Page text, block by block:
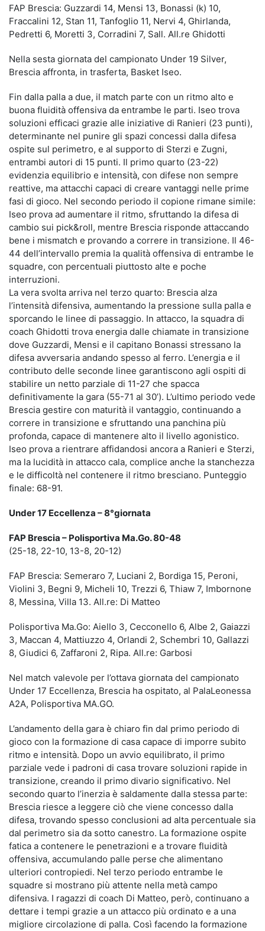
FAP Brescia: Guzzardi 14, Mensi 13, Bonassi (k) 10,
Fraccalini 12, Stan 11, Tanfoglio 11, Nervi 4, Ghirlanda,
Pedretti 6, Moretti 3, Corradini 7, Sall. All.re Ghidotti
Nella sesta giornata del campionato Under 19 Silver,
Brescia affronta, in trasferta, Basket Iseo.
Fin dalla palla a due, il match parte con un ritmo alto e
buona fluidità offensiva da entrambe le parti. Iseo trova
soluzioni efficaci grazie alle iniziative di Ranieri (23 punti),
determinante nel punire gli spazi concessi dalla difesa
ospite sul perimetro, e al supporto di Sterzi e Zugni,
entrambi autori di 15 punti. Il primo quarto (23-22)
evidenzia equilibrio e intensità, con difese non sempre
reattive, ma attacchi capaci di creare vantaggi nelle prime
fasi di gioco. Nel secondo periodo il copione rimane simile:
Iseo prova ad aumentare il ritmo, sfruttando la difesa di
cambio sui pick&roll, mentre Brescia risponde attaccando
bene i mismatch e provando a correre in transizione. Il 46-
44 dell’intervallo premia la qualità offensiva di entrambe le
squadre, con percentuali piuttosto alte e poche
interruzioni.
La vera svolta arriva nel terzo quarto: Brescia alza
l’intensità difensiva, aumentando la pressione sulla palla e
sporcando le linee di passaggio. In attacco, la squadra di
coach Ghidotti trova energia dalle chiamate in transizione
dove Guzzardi, Mensi e il capitano Bonassi stressano la
difesa avversaria andando spesso al ferro. L’energia e il
contributo delle seconde linee garantiscono agli ospiti di
stabilire un netto parziale di 11-27 che spacca
definitivamente la gara (55-71 al 30’). L’ultimo periodo vede
Brescia gestire con maturità il vantaggio, continuando a
correre in transizione e sfruttando una panchina più
profonda, capace di mantenere alto il livello agonistico.
Iseo prova a rientrare affidandosi ancora a Ranieri e Sterzi,
ma la lucidità in attacco cala, complice anche la stanchezza
e le difficoltà nel contenere il ritmo bresciano. Punteggio
finale: 68-91.
Under 17 Eccellenza – 8°giornata
FAP Brescia – Polisportiva Ma.Go. 80-48
(25-18, 22-10, 13-8, 20-12)
FAP Brescia: Semeraro 7, Luciani 2, Bordiga 15, Peroni,
Violini 3, Begni 9, Micheli 10, Trezzi 6, Thiaw 7, Imbornone
8, Messina, Villa 13. All.re: Di Matteo
Polisportiva Ma.Go: Aiello 3, Cecconello 6, Albe 2, Gaiazzi
3, Maccan 4, Mattiuzzo 4, Orlandi 2, Schembri 10, Gallazzi
8, Giudici 6, Zaffaroni 2, Ripa. All.re: Garbosi
Nel match valevole per l’ottava giornata del campionato
Under 17 Eccellenza, Brescia ha ospitato, al PalaLeonessa
A2A, Polisportiva MA.GO.
L’andamento della gara è chiaro fin dal primo periodo di
gioco con la formazione di casa capace di imporre subito
ritmo e intensità. Dopo un avvio equilibrato, il primo
parziale vede i padroni di casa trovare soluzioni rapide in
transizione, creando il primo divario significativo. Nel
secondo quarto l’inerzia è saldamente dalla stessa parte:
Brescia riesce a leggere ciò che viene concesso dalla
difesa, trovando spesso conclusioni ad alta percentuale sia
dal perimetro sia da sotto canestro. La formazione ospite
fatica a contenere le penetrazioni e a trovare fluidità
offensiva, accumulando palle perse che alimentano
ulteriori contropiedi. Nel terzo periodo entrambe le
squadre si mostrano più attente nella metà campo
difensiva. I ragazzi di coach Di Matteo, però, continuano a
dettare i tempi grazie a un attacco più ordinato e a una
migliore circolazione di palla. Così facendo la formazione